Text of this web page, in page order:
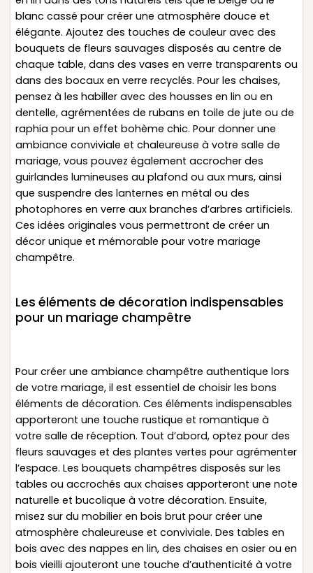
blanc cassé pour créer une atmosphère douce et
élégante. Ajoutez des touches de couleur avec des
bouquets de fleurs sauvages disposés au centre de
chaque table, dans des vases en verre transparents ou
dans des bocaux en verre recyclés. Pour les chaises,
pensez à les habiller avec des housses en lin ou en
dentelle, agrémentées de rubans en toile de jute ou de
raphia pour un effet bohème chic. Pour donner une
ambiance conviviale et chaleureuse à votre salle de
mariage, vous pouvez également accrocher des
guirlandes lumineuses au plafond ou aux murs, ainsi
que suspendre des lanternes en métal ou des
photophores en verre aux branches d’arbres artificiels.
Ces idées originales vous permettront de créer un
décor unique et mémorable pour votre mariage
champêtre.
Les éléments de décoration indispensables
pour un mariage champêtre
Pour créer une ambiance champêtre authentique lors
de votre mariage, il est essentiel de choisir les bons
éléments de décoration. Ces éléments indispensables
apporteront une touche rustique et romantique à
votre salle de réception. Tout d’abord, optez pour des
fleurs sauvages et des plantes vertes pour agrémenter
l’espace. Les bouquets champêtres disposés sur les
tables ou accrochés aux chaises apporteront une note
naturelle et bucolique à votre décoration. Ensuite,
misez sur du mobilier en bois brut pour créer une
atmosphère chaleureuse et conviviale. Des tables en
bois avec des nappes en lin, des chaises en osier ou en
bois vieilli ajouteront une touche d’authenticité à votre